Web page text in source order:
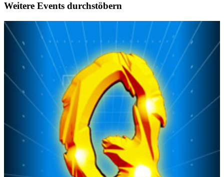
Weitere Events durchstöbern